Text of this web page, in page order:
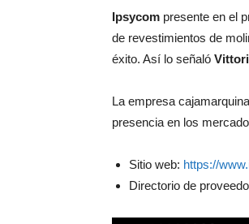
Ipsycom presente en el
de revestimientos de
éxito. Así lo señaló
La empresa
presencia en los
Sitio web: https://
Directorio de